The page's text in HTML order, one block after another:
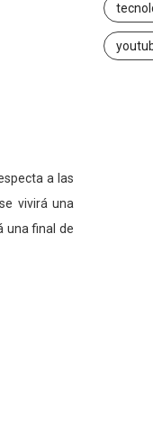
a las
vivirá una
una final de